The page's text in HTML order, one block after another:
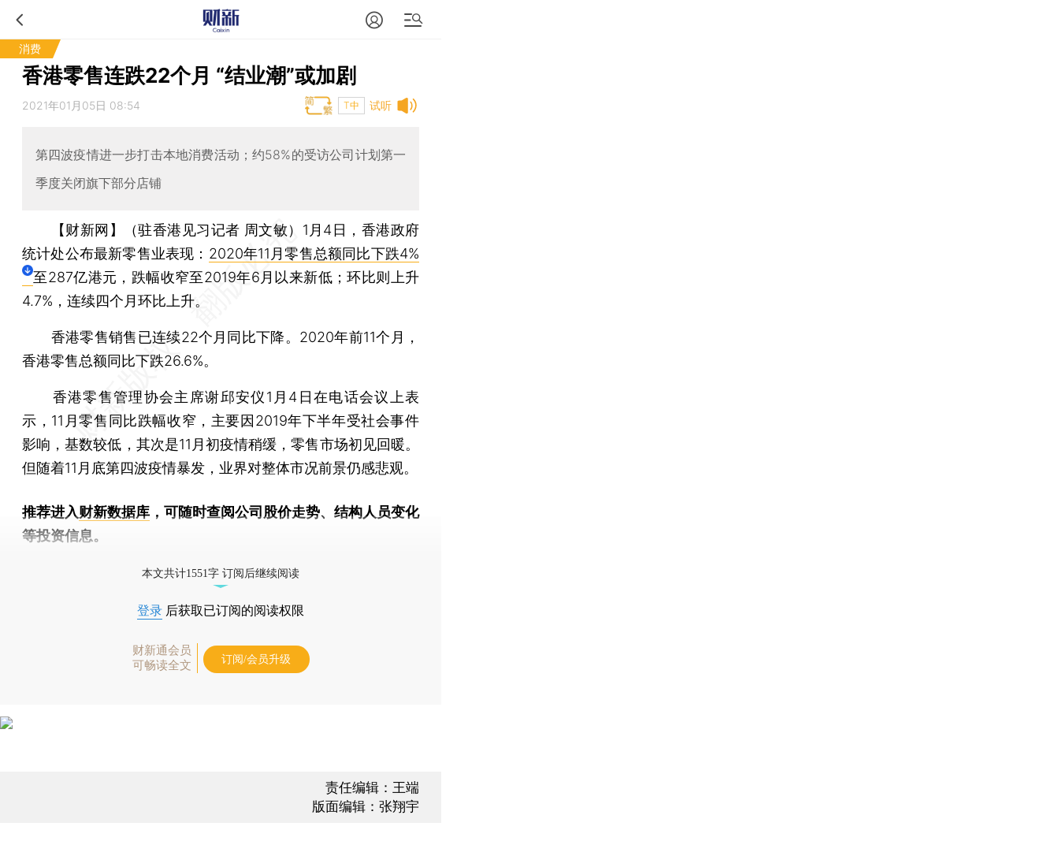
消费
香港零售连跌22个月 “结业潮”或加剧
试听
2021年01月05日 08:54 T中
第四波疫情进一步打击本地消费活动；约58%的受访公司计划第一
季度关闭旗下部分店铺
【财新网】（驻香港见习记者 周文敏） 1月4日，香港政府
统计处公布最新零售业表现： 2020年11月零售总额同比下跌4%
至287亿港元，跌幅收窄至2019年6月以来新低；环比则上升
4.7%，连续四个月环比上升。
香港零售销售已连续22个月同比下降。2020年前11个月，
香港零售总额同比下跌26.6%。
香港零售管理协会主席谢邱安仪1月4日在电话会议上表
示，11月零售同比跌幅收窄，主要因2019年下半年受社会事件
影响，基数较低，其次是11月初疫情稍缓，零售市场初见回暖。
但随着11月底第四波疫情暴发，业界对整体市况前景仍感悲观。
推荐进入财新数据库 ，可随时查阅公司股价走势、结构人员变化
等投资信息。
本文共计1551字 订阅后继续阅读
登录 后获取已订阅的阅读权限
财新通会员
可畅读全文
订阅/会员升级
责任编辑：王端
版面编辑：张翔宇